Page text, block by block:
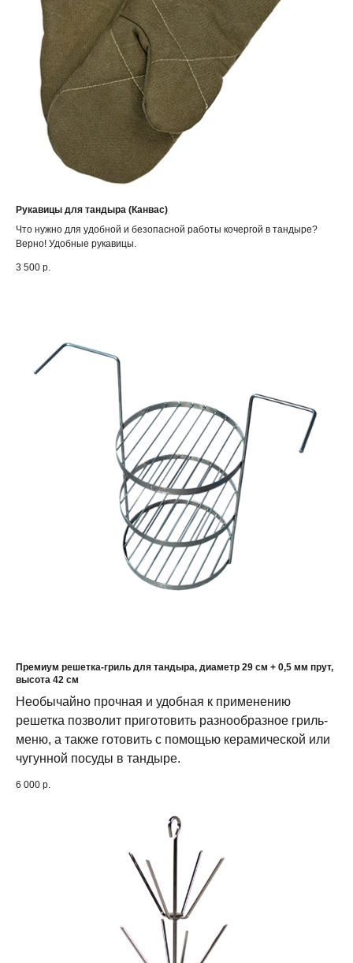
Рукавицы для тандыра (Канвас)
Что нужно для удобной и безопасной работы кочергой в тандыре?
Верно! Удобные рукавицы.
3 500 р.
Премиум решетка-гриль для тандыра, диаметр 29 см + 0,5 мм прут,
высота 42 см
Необычайно прочная и удобная к применению
решетка позволит приготовить разнообразное гриль-
меню, а также готовить с помощью керамической или
чугунной посуды в тандыре.
6 000 р.